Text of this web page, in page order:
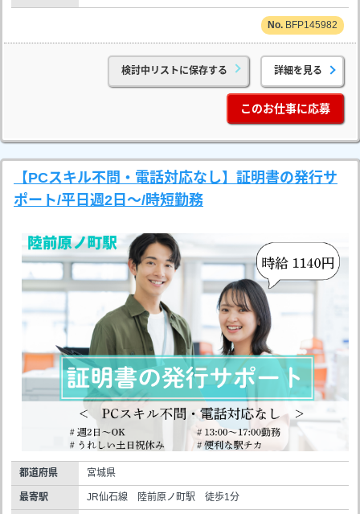
BFP145982
検討中リストに保存する 詳細を見る
このお仕事に応募
【PCスキル不問・電話対応なし】証明書の発行サ
ポート/平日週2日～/時短勤務
都道府県 宮城県
最寄駅 JR仙石線 陸前原ノ町駅 徒歩1分